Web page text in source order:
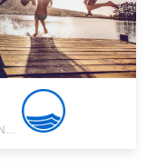
PUEBLA DE FARNÁLS, COMUNIDAD VALENCIANA